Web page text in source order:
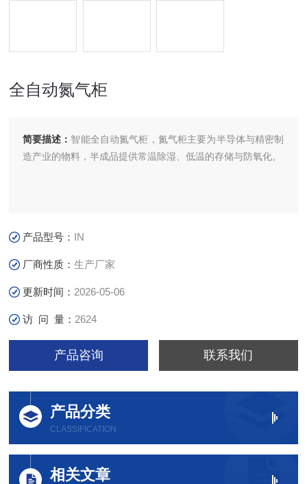
全自动氮气柜
简要描述： 智能全自动氮气柜，氮气柜主要为半导体与精密制
造产业的物料，半成品提供常温除湿、低温的存储与防氧化。
产品型号： IN
厂商性质：生产厂家
更新时间： 2026-05-06
访 问 量： 2624
产品咨询 联系我们
产品分类
CLASSIFICATION
相关文章